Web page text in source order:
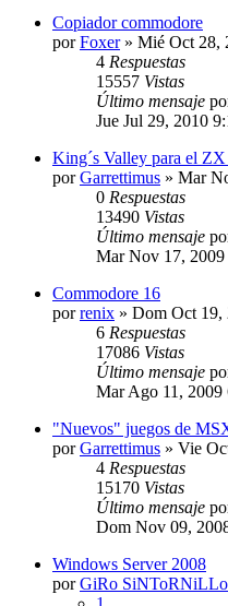
Copiador commodore
porFoxer» Mié Oct 28,
4 Respuestas
15557 Vistas
Último mensaje
Jue Jul 29, 2010
King´s Valley para el
porGarrettimus » Mar
0 Respuestas
13490 Vistas
Último mensaje
Mar Nov 17, 2009
Commodore 16
porrenix » Dom Oct 19,
6 Respuestas
17086 Vistas
Último mensaje
Mar Ago 11, 2009
"Nuevos" juegos de
porGarrettimus » Vie
4 Respuestas
15170 Vistas
Último mensaje
Dom Nov 09,
Windows Server 2008
porGiRo